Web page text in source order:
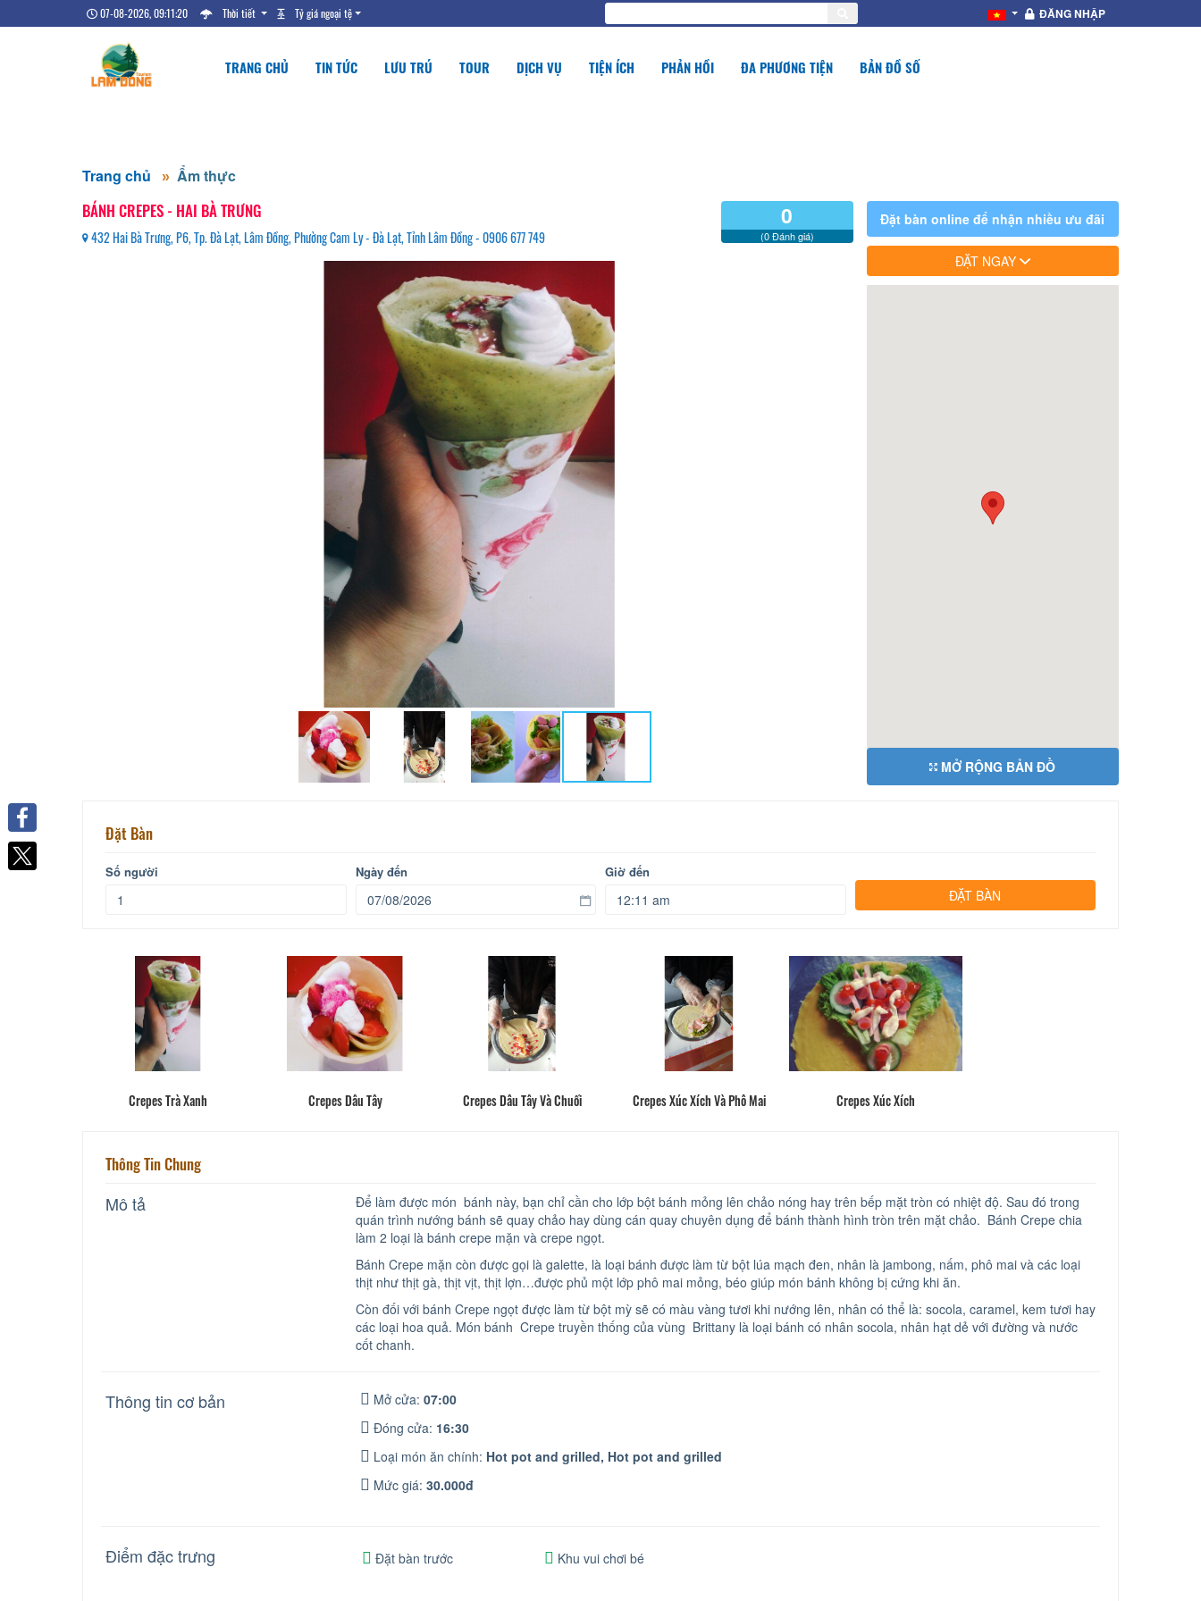
07-08-2026, 09:11:21 Thời tiết Tỷ giá ngoại tệ ĐĂNG NHẬP
TRANG CHỦ TIN TỨC LƯU TRÚ TOUR DỊCH VỤ TIỆN ÍCH PHẢN HỒI ĐA PHƯƠNG TIỆN BẢN ĐỒ SỐ
Trang chủ Ẩm thực
BÁNH CREPES - HAI BÀ TRƯNG
432 Hai Bà Trưng, P6, Tp. Đà Lạt, Lâm Đồng, Phường Cam Ly - Đà Lạt, Tỉnh Lâm Đồng - 0906 677 749
0
(0 Đánh giá)
Đặt bàn online để nhận nhiều ưu đãi
ĐẶT NGAY
MỞ RỘNG BẢN ĐỒ
Đặt Bàn
Số người Ngày đến Giờ đến
Crepes Trà Xanh Crepes Dâu Tây Crepes Dâu Tây Và Chuối Crepes Xúc Xích Và Phô Mai Crepes Xúc Xích
Thông Tin Chung
Mô tả
Để làm được món bánh này, bạn chỉ cần cho lớp bột bánh mỏng lên chảo nóng hay trên bếp mặt tròn có nhiệt độ. Sau đó trong
quán trình nướng bánh sẽ quay chảo hay dùng cán quay chuyên dụng để bánh thành hình tròn trên mặt chảo. Bánh Crepe chia
làm 2 loại là bánh crepe mặn và crepe ngọt.
Bánh Crepe mặn còn được gọi là galette, là loại bánh được làm từ bột lúa mạch đen, nhân là jambong, nấm, phô mai và các loại
thịt như thịt gà, thịt vịt, thịt lợn…được phủ một lớp phô mai mỏng, béo giúp món bánh không bị cứng khi ăn.
Còn đối với bánh Crepe ngọt được làm từ bột mỳ sẽ có màu vàng tươi khi nướng lên, nhân có thể là: socola, caramel, kem tươi hay
các loại hoa quả. Món bánh Crepe truyền thống của vùng Brittany là loại bánh có nhân socola, nhân hạt dẻ với đường và nước
cốt chanh.
Thông tin cơ bản Mở cửa: 07:00
Đóng cửa: 16:30
Loại món ăn chính: Hot pot and grilled, Hot pot and grilled
Mức giá: 30.000đ
Điểm đặc trưng Đặt bàn trước Khu vui chơi bé
Facebook